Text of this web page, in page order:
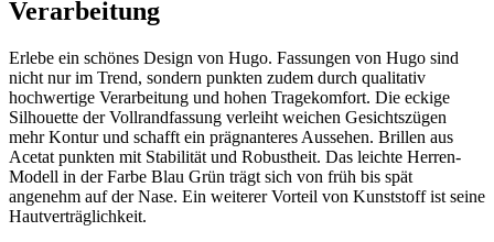
Verarbeitung
Erlebe ein schönes Design von Hugo. Fassungen von Hugo sind
nicht nur im Trend, sondern punkten zudem durch qualitativ
hochwertige Verarbeitung und hohen Tragekomfort. Die eckige
Silhouette der Vollrandfassung verleiht weichen Gesichtszügen
mehr Kontur und schafft ein prägnanteres Aussehen. Brillen aus
Acetat punkten mit Stabilität und Robustheit. Das leichte Herren-
Modell in der Farbe Blau Grün trägt sich von früh bis spät
angenehm auf der Nase. Ein weiterer Vorteil von Kunststoff ist seine
Hautverträglichkeit.